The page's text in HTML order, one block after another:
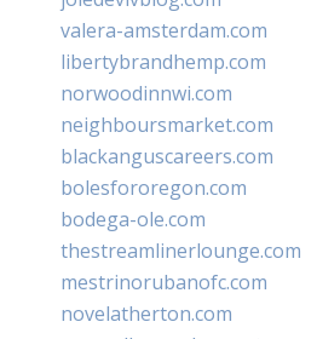
valera-amsterdam.com
libertybrandhemp.com
norwoodinnwi.com
neighboursmarket.com
blackanguscareers.com
bolesfororegon.com
bodega-ole.com
thestreamlinerlounge.com
mestrinorubanofc.com
novelatherton.com